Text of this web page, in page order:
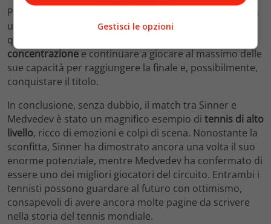
Per
, la semifinale di Wimbledon rappresenta
un importante traguardo e una conferma della sua
qualità. Il tennista russo dovrà mantenere alta la
concentrazione e continuare a giocare al massimo delle
sue capacità per raggiungere la finale e, possibilmente,
conquistare il titolo.
In conclusione, senza dubbio, il match tra Sinner e
Medvedev è stato un magnifico esempio di tennis di alto
livello, ricco di emozioni e colpi di scena. Nonostante la
sconfitta, Sinner ha dimostrato ancora una volta il suo
enorme potenziale, mentre Medvedev ha confermato di
essere uno dei migliori giocatori del circuito. Entrambi i
tennisti possono guardare al futuro con ottimismo,
consapevoli di avere ancora molte pagine da scrivere
nella storia del tennis mondiale.
Gestisci le opzioni